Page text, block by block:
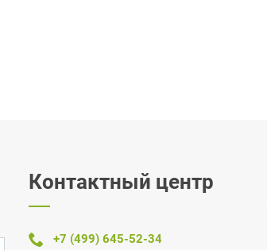
Контактный центр
+7 (499) 645-52-34